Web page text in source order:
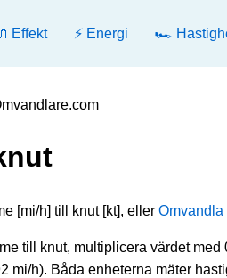
Effekt ⚡ Energi 🏎️
[mi/h] till knut [kt], eller Omvandla
till knut, multiplicera värdet
mi/h). Båda enheterna mäter